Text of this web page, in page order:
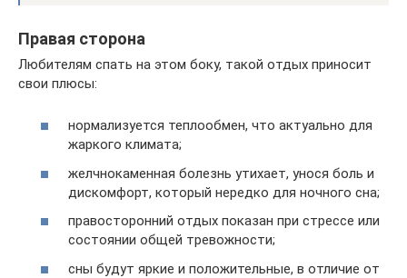
Правая сторона
Любителям спать на этом боку, такой отдых приносит
свои плюсы:
нормализуется теплообмен, что актуально для
жаркого климата;
желчнокаменная болезнь утихает, унося боль и
дискомфорт, который нередко для ночного сна;
правосторонний отдых показан при стрессе или
состоянии общей тревожности;
сны будут яркие и положительные, в отличие от